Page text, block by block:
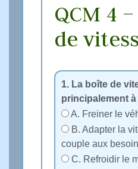
QCM 4
de
1. La boîte de
principalement à
A. Freiner le
B. Adapter la
couple aux
C. Refroidir le